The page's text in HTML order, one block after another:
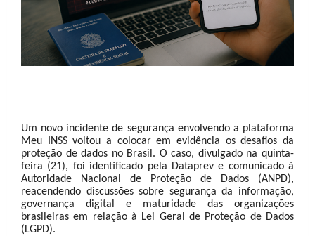
Um novo incidente de segurança envolvendo a plataforma
Meu INSS voltou a colocar em evidência os desafios da
proteção de dados no Brasil. O caso, divulgado na quinta-
feira (21), foi identificado pela Dataprev e comunicado à
Autoridade Nacional de Proteção de Dados (ANPD),
reacendendo discussões sobre segurança da informação,
governança digital e maturidade das organizações
brasileiras em relação à Lei Geral de Proteção de Dados
(LGPD).